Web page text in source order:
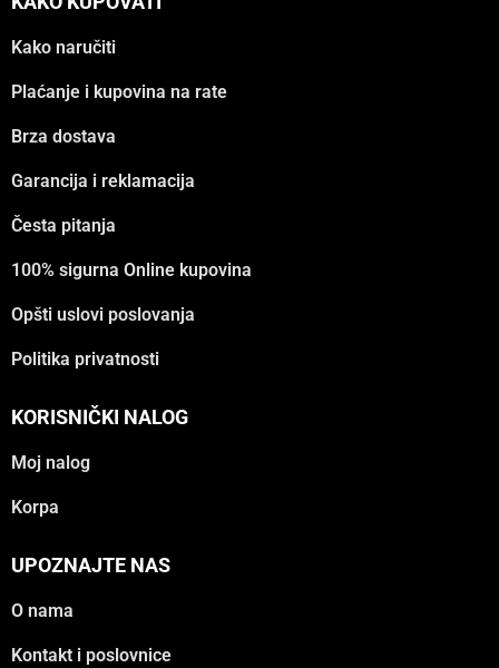
Kako naručiti
Plaćanje i kupovina na rate
Brza dostava
Garancija i reklamacija
Česta pitanja
100% sigurna Online kupovina
Opšti uslovi poslovanja
Politika privatnosti
KORISNIČKI NALOG
Moj nalog
Korpa
UPOZNAJTE NAS
O nama
Kontakt i poslovnice